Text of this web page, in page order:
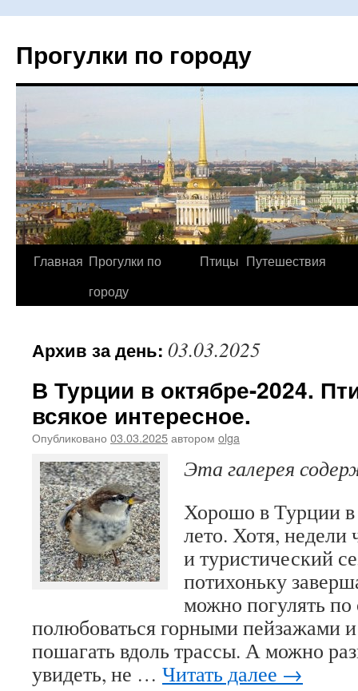
Прогулки по городу
Перейти
Главная Прогулки по
городу
Птицы Путешествия
Архив за день: 03.03.2025
В Турции в октябре-2024.
всякое интересное.
Опубликовано 03.03.2025автором olga
Эта галерея
Хорошо в Турции
лето. Хотя, недели
и туристический
потихоньку
можно погулять по
полюбоваться горными пейзажами
пошагать вдоль трассы. А можно
увидеть, не … Читать далее →